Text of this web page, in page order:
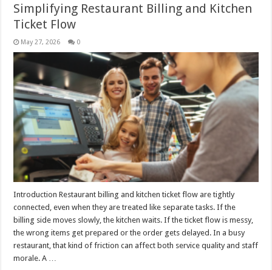
Simplifying Restaurant Billing and Kitchen
Ticket Flow
May 27, 2026 0
Introduction Restaurant billing and kitchen ticket flow are tightly
connected, even when they are treated like separate tasks. If the
billing side moves slowly, the kitchen waits. If the ticket flow is messy,
the wrong items get prepared or the order gets delayed. In a busy
restaurant, that kind of friction can affect both service quality and staff
morale. A …